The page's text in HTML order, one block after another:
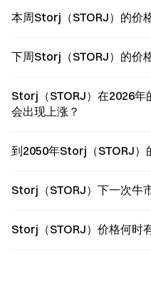
本周Storj（STORJ）的价
下周Storj（STORJ）的价
Storj（STORJ）在2026年
会出现上涨？
到2050年Storj（STORJ）
Storj（STORJ）下一次牛
Storj（STORJ）价格何时